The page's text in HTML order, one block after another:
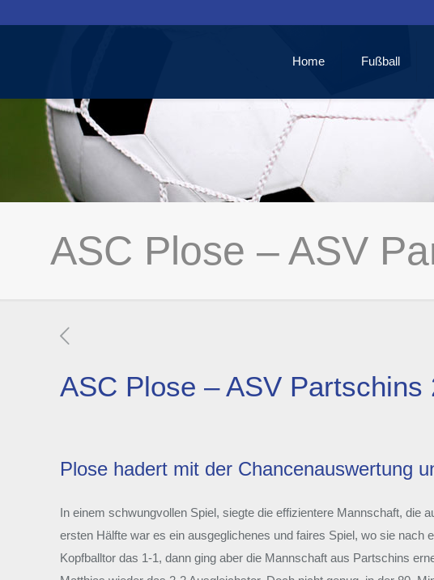
Home Fußball
ASC Plose – ASV
ASC Plose – ASV Partschins
Plose hadert mit der Chancenauswertung
In einem schwungvollen Spiel, siegte die effizientere Mannschaft, die
ersten Hälfte war es ein ausgeglichenes und faires Spiel, wo sie
Kopfballtor das 1-1, dann ging aber die Mannschaft aus Partschins